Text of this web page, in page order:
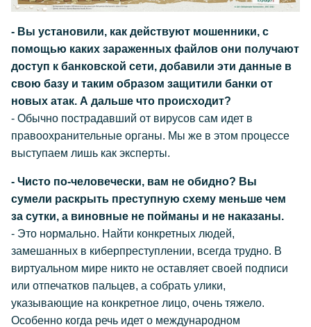
- Вы установили, как действуют мошенники, с
помощью каких зараженных файлов они получают
доступ к банковской сети, добавили эти данные в
свою базу и таким образом защитили банки от
новых атак. А дальше что происходит?
- Обычно пострадавший от вирусов сам идет в
правоохранительные органы. Мы же в этом процессе
выступаем лишь как эксперты.
- Чисто по-человечески, вам не обидно? Вы
сумели раскрыть преступную схему меньше чем
за сутки, а виновные не пойманы и не наказаны.
- Это нормально. Найти конкретных людей,
замешанных в киберпреступлении, всегда трудно. В
виртуальном мире никто не оставляет своей подписи
или отпечатков пальцев, а собрать улики,
указывающие на конкретное лицо, очень тяжело.
Особенно когда речь идет о международном